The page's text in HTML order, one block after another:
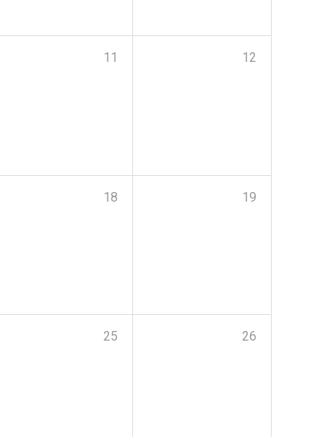
11 12
18 19
25 26